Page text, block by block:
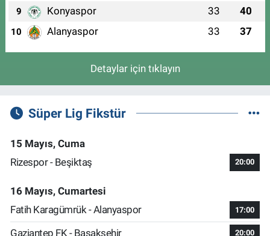
9 Konyaspor 33 40
10 Alanyaspor 33 37
Detaylar için tıklayın
Süper Lig Fikstür
15 Mayıs, Cuma
Rizespor - Beşiktaş
20:00
16 Mayıs, Cumartesi
Fatih Karagümrük - Alanyaspor
17:00
Gaziantep FK - Başakşehir 20:00